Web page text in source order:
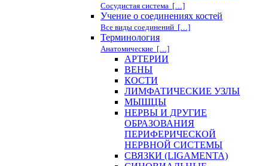
Сосудистая система […]
Учение о соединениях костей
Все виды соединений […]
Терминология
Анатомические […]
АРТЕРИИ
ВЕНЫ
КОСТИ
ЛИМФАТИЧЕСКИЕ УЗЛЫ
МЫШЦЫ
НЕРВЫ И ДРУГИЕ
ОБРАЗОВАНИЯ
ПЕРИФЕРИЧЕСКОЙ
НЕРВНОЙ СИСТЕМЫ
СВЯЗКИ (LIGAMENTA)